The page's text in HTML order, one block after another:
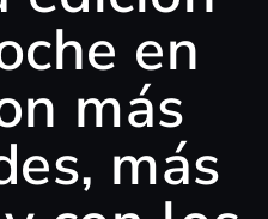
en
más
más